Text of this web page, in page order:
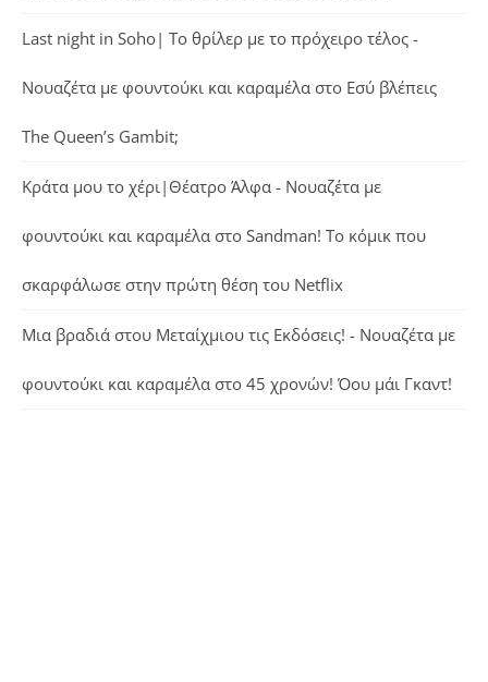
Last night in Soho| Το θρίλερ με το πρόχειρο τέλος -
Νουαζέτα με φουντούκι και καραμέλα στο Εσύ βλέπεις
The Queen’s Gambit;
Κράτα μου το χέρι|Θέατρο Άλφα - Νουαζέτα με
φουντούκι και καραμέλα στο Sandman! Το κόμικ που
σκαρφάλωσε στην πρώτη θέση του Netflix
Μια βραδιά στου Μεταίχμιου τις Εκδόσεις! - Νουαζέτα με
φουντούκι και καραμέλα στο 45 χρονών! Όου μάι Γκαντ!